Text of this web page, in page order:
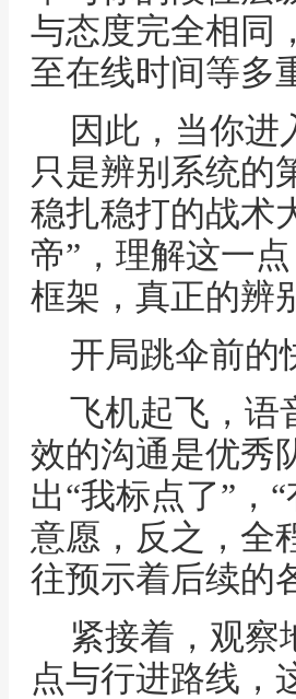
与态度完全相同
至在线时间等多
因此，当你进
只是辨别系统的
稳扎稳打的战术
帝”，理解这一
框架，真正的辨
开局跳伞前的
飞机起飞，语
效的沟通是优秀
出“我标点了”，
意愿，反之，全
往预示着后续的
紧接着，观察
点与行进路线，